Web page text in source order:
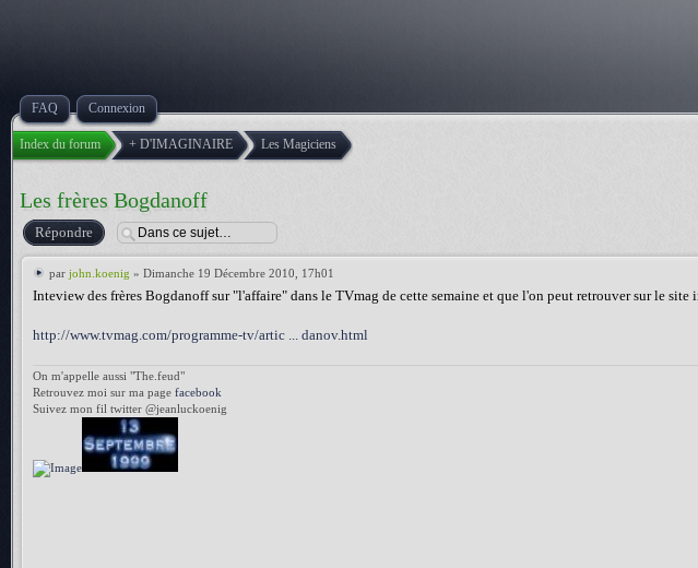
FAQ Connexion
Index du forum + D'IMAGINAIRE Les Magiciens
Les frères Bogdanoff
Répondre
par john.koenig » Dimanche 19 Décembre 2010, 17h01
Inteview des frères Bogdanoff sur "l'affaire" dans le TVmag de cette semaine et que l'on peut retrouver sur le site
http://www.tvmag.com/programme-tv/artic ... danov.html
On m'appelle aussi "The.feud"
Retrouvez moi sur ma page facebook
Suivez mon fil twitter @jeanluckoenig